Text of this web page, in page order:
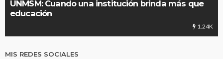
UNMSM: Cuando una institución brinda más que
educación
1.24K
MIS REDES SOCIALES